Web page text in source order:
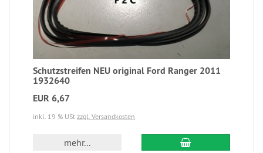
Schutzstreifen NEU original Ford Ranger 2011
1932640
EUR 6,67
inkl. 19 % USt zzgl. Versandkosten
mehr...